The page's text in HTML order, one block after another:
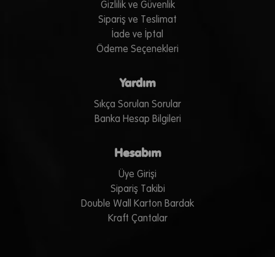
Gizlilik ve Güvenlik
Sipariş ve Teslimat
İade ve İptal
Ödeme Seçenekleri
Yardım
Sıkça Sorulan Sorular
Banka Hesap Bilgileri
Hesabım
Üye Girişi
Sipariş Takibi
Double Wall Karton Bardak
Kraft Çantalar